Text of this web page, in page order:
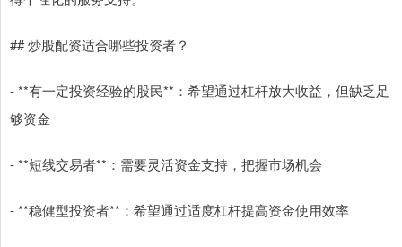
## 炒股配资适合哪些投资者？
- **有一定投资经验的股民**：希望通过杠杆放大收益，但缺乏足
够资金
- **短线交易者**：需要灵活资金支持，把握市场机会
- **稳健型投资者**：希望通过适度杠杆提高资金使用效率